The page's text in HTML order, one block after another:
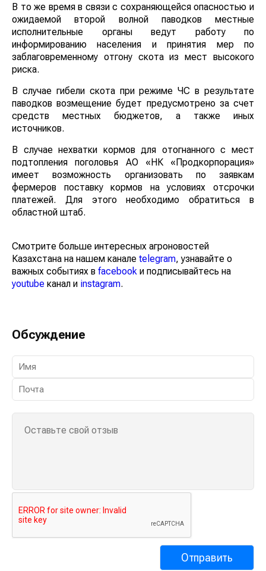
В то же время в связи с сохраняющейся опасностью и
ожидаемой второй волной паводков местные
исполнительные органы ведут работу по
информированию населения и принятия мер по
заблаговременному отгону скота из мест высокого
риска.
В случае гибели скота при режиме ЧС в результате
паводков возмещение будет предусмотрено за счет
средств местных бюджетов, а также иных источников.
подтопления поголовья АО «НК «Продкорпорация»
имеет возможность организовать по заявкам
фермеров поставку кормов на условиях отсрочки
платежей. Для этого необходимо обратиться в
областной штаб.
Казахстана на нашем каналеtelegram, узнавайте о
важных событиях вfacebookи подписывайтесь на
youtube канал иinstagram.